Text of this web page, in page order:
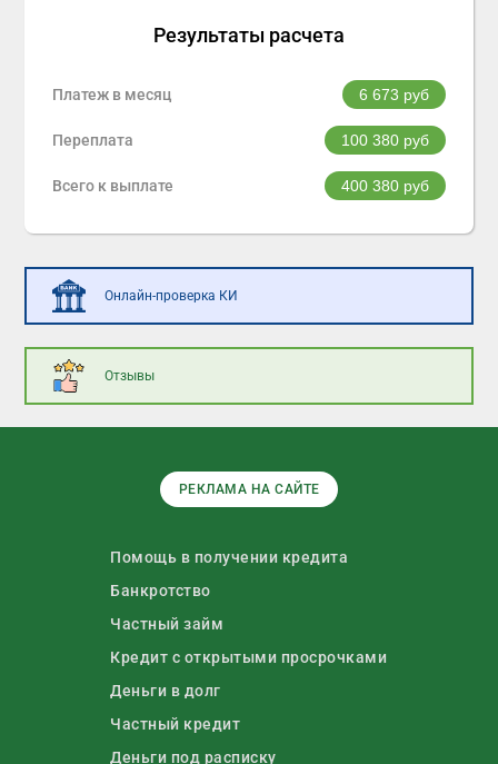
Результаты расчета
Платеж в месяц 6 673 руб
Переплата 100 380руб
Всего к выплате 400 380руб
Онлайн-проверка КИ
Отзывы
РЕКЛАМА НА САЙТЕ
Помощь в получении кредита
Банкротство
Частный займ
Кредит с открытыми просрочками
Деньги в долг
Частный кредит
Деньги под расписку